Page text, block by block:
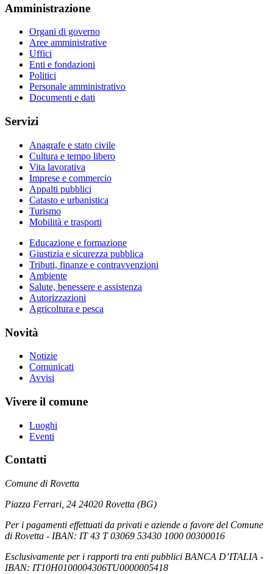
Amministrazione
Organi di governo
Aree amministrative
Uffici
Enti e fondazioni
Politici
Personale amministrativo
Documenti e dati
Servizi
Anagrafe e stato civile
Cultura e tempo libero
Vita lavorativa
Imprese e commercio
Appalti pubblici
Catasto e urbanistica
Turismo
Mobilità e trasporti
Educazione e formazione
Giustizia e sicurezza pubblica
Tributi, finanze e contravvenzioni
Ambiente
Salute, benessere e assistenza
Autorizzazioni
Agricoltura e pesca
Novità
Notizie
Comunicati
Avvisi
Vivere il comune
Luoghi
Eventi
Contatti
Comune di Rovetta
Piazza Ferrari, 24 24020 Rovetta (BG)
Per i pagamenti effettuati da privati e aziende a favore del Comune
di Rovetta - IBAN: IT 43 T 03069 53430 1000 00300016
Esclusivamente per i rapporti tra enti pubblici BANCA D’ITALIA -
IBAN: IT10H0100004306TU0000005418